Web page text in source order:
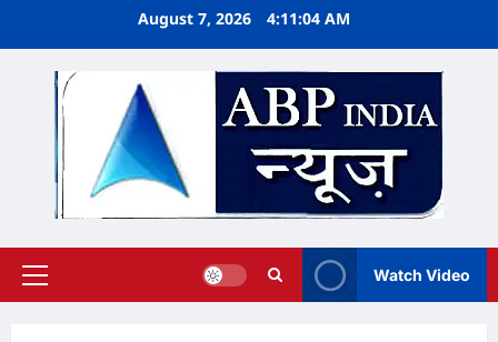
August 7, 2026 4:11:05 AM
Primary
Watch Video